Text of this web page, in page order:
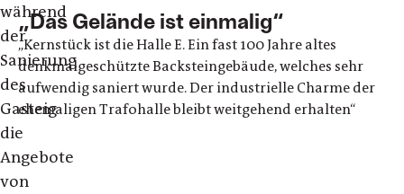
während
der
Sanierung
des
Gasteig
die
Angebote
von
„Das Gelände ist einmalig“
„Kernstück ist die Halle E. Ein fast 100 Jahre altes
denkmalgeschützte Backsteingebäude, welches sehr
aufwendig saniert wurde. Der industrielle Charme der
ehemaligen Trafohalle bleibt weitgehend erhalten“